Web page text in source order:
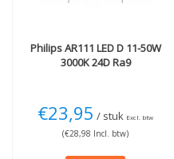
PhilipsAR111 LED D 11-50W
3000K 24D Ra9
€23,95 / stuk Excl. btw
(€28,98 Incl. btw)